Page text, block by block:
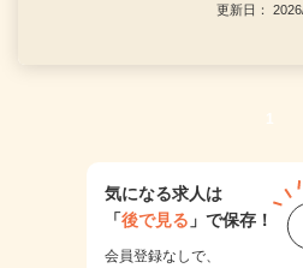
更新日：
1
気になる求人は
「後で見る 」で保存！
会員登録なしで、